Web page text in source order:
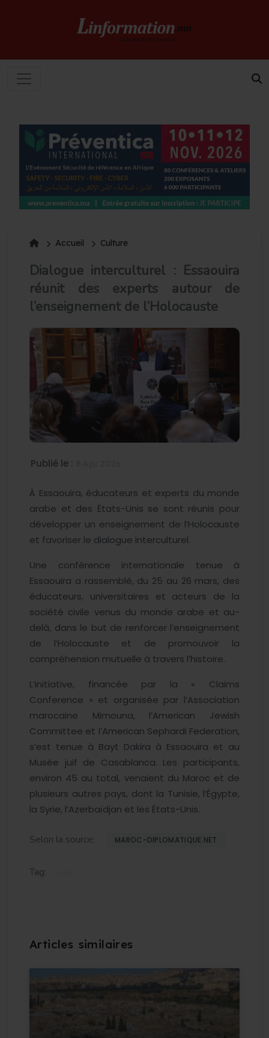
Accueil Culture
Dialogue interculturel : Essaouira
réunit des experts autour de
l’enseignement de l’Holocauste
Publié le :
À Essaouira, éducateurs et experts du monde
arabe et des États-Unis se sont réunis pour
développer un enseignement de l’Holocauste
et favoriser le dialogue interculturel.
Une conférence internationale tenue à
Essaouira a rassemblé, du 25 au 26 mars, des
éducateurs, universitaires et acteurs de la
société civile venus du monde arabe et au-
delà, dans le but de renforcer l’enseignement
de l’Holocauste et de promouvoir la
compréhension mutuelle à travers l’histoire.
L’initiative, financée par la « Claims
Conference » et organisée par l’Association
marocaine Mimouna, l’American Jewish
Committee et l’American Sephardi Federation,
s’est tenue à Bayt Dakira à Essaouira et au
Musée juif de Casablanca. Les participants,
environ 45 au total, venaient du Maroc et de
plusieurs autres pays, dont la Tunisie, l’Égypte,
la Syrie, l’Azerbaïdjan et les États-Unis.
Selon la source: MAROC-DIPLOMATIQUE.NET
Tag: